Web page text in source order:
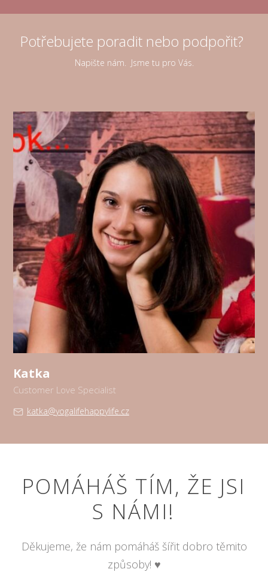
Potřebujete poradit nebo podpořit?
Napište nám. Jsme tu pro Vás.
Katka
Customer Love Specialist
katka@yogalifehappylife.cz
POMÁHÁŠ TÍM, ŽE JSI
S NÁMI!
Děkujeme, že nám pomáháš šířit dobro těmito
způsoby! ♥